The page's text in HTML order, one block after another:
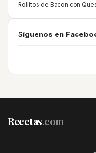
Rollitos de Bacon con
Síguenos en
Recetas.com